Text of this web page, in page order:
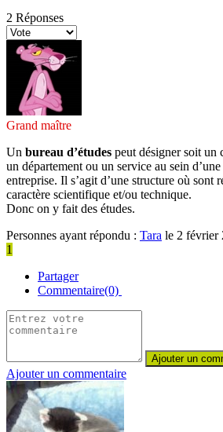
2 Réponses
Grand maître
Un bureau d’études peut désigner soit un
un département ou un service au sein
entreprise. Il s’agit d’une structure où sont
caractère scientifique et/ou technique.
Donc on y fait des études.
Personnes ayant répondu : Tara le 2 février
1
Partager
Commentaire(0)
Ajouter un commentaire